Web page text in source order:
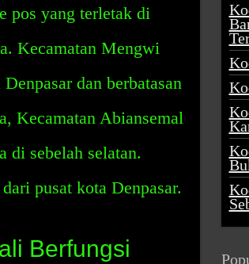
pos yang terletak di
Kecamatan Mengwi
dan berbatasan
Kecamatan Abiansemal
di sebelah selatan.
pusat kota Denpasar.
Berfungsi